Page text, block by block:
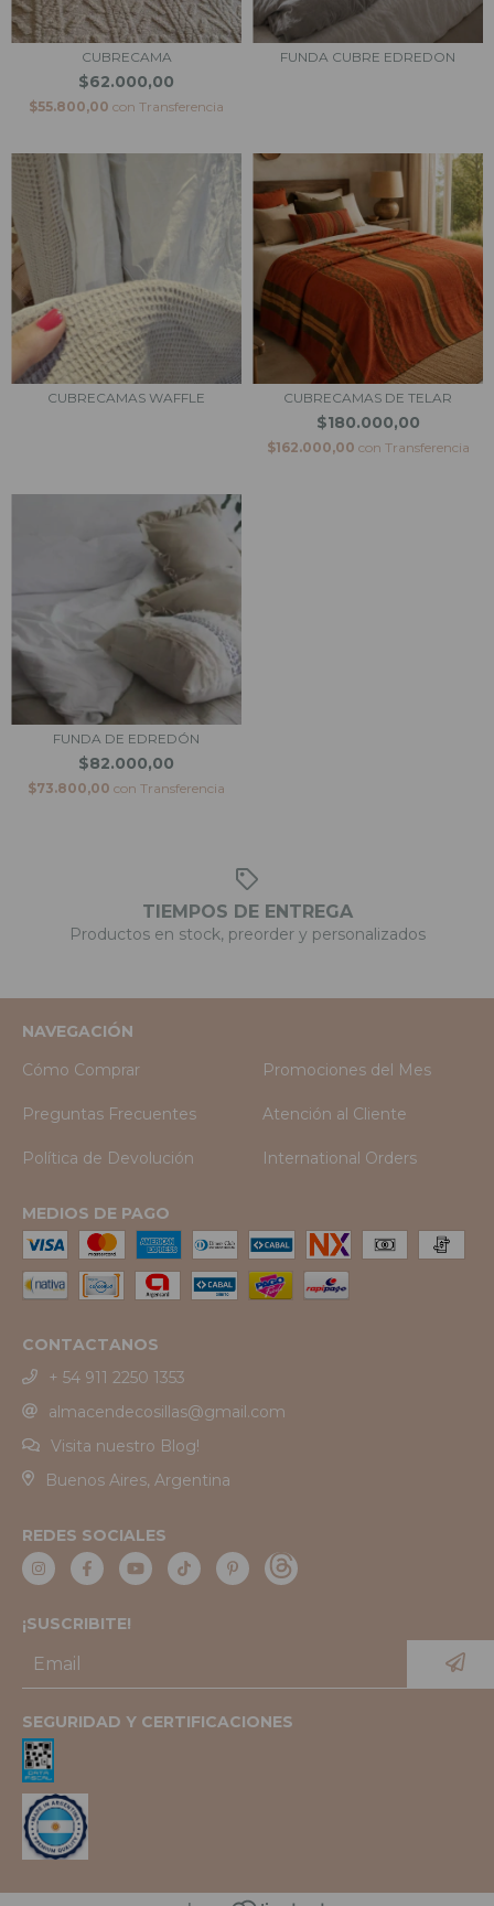
CUBRECAMA
$62.000,00
$55.800,00 con Transferencia
FUNDA CUBRE EDREDON
CUBRECAMAS WAFFLE CUBRECAMAS DE TELAR
$180.000,00
$162.000,00 con Transferencia
FUNDA DE EDREDÓN
$82.000,00
$73.800,00 con Transferencia
TIEMPOS DE ENTREGA
Productos en stock, preorder y personalizados
NAVEGACIÓN
Cómo Comprar
Promociones del Mes
Preguntas Frecuentes Atención al Cliente
Política de Devolución International Orders
MEDIOS DE PAGO
CONTACTANOS
+ 54 911 2250 1353
almacendecosillas@gmail.com
Visita nuestro Blog!
Buenos Aires, Argentina
REDES SOCIALES
¡SUSCRIBITE!
SEGURIDAD Y CERTIFICACIONES